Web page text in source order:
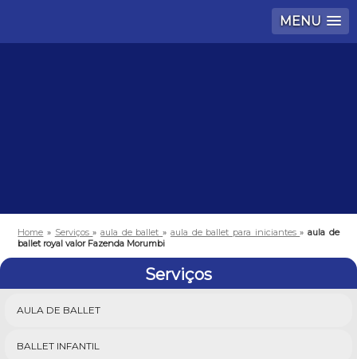
MENU
Home » Serviços»aula de ballet» aula de ballet para iniciantes» aula de
ballet royal valor Fazenda Morumbi
Serviços
AULA DE BALLET
BALLET INFANTIL